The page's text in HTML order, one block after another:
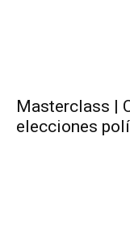
Masterclass |
elecciones